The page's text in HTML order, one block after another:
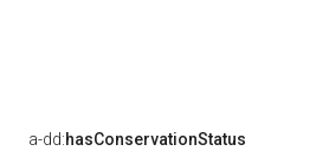
a-dd:hasConservationStatus